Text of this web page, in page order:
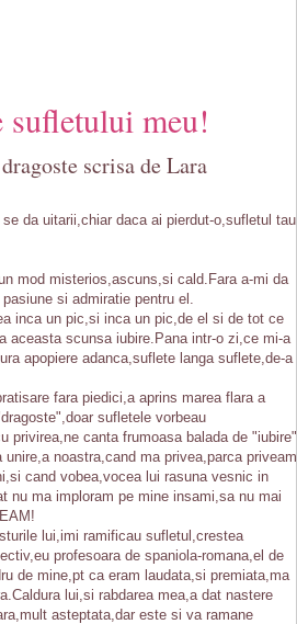
sufletului meu!
scrisa de Lara
da uitarii,chiar daca ai pierdut-o,sufletul tau
mod misterios,ascuns,si cald.Fara a-mi da
si admiratie pentru el.
inca un pic,si inca un pic,de el si de tot ce
aceasta scunsa iubire.Pana intr-o zi,ce mi-a
apopiere adanca,suflete langa suflete,de-a
fara piedici,a aprins marea flara a
sufletele vorbeau
privirea,ne canta frumoasa balada de
noastra,cand ma privea,parca priveam
cand vobea,vocea lui rasuna vesnic in
nu ma imploram pe mine insami,sa nu mai
lui,imi ramificau sufletul,crestea
profesoara de spaniola-romana,el de
de mine,pt ca eram laudata,si premiata,ma
lui,si rabdarea mea,a dat nastere
asteptata,dar este si va ramane